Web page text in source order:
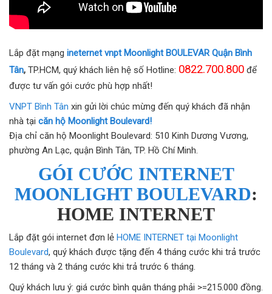
Lắp đặt mạng ineternet vnpt Moonlight BOULEVAR Quận Bình
Tân, TP.HCM, quý khách liên hệ số Hotline: 0822.700.800 để
được tư vấn gói cước phù hợp nhất!
VNPT Bình Tân xin gửi lời chúc mừng đến quý khách đã nhận
nhà tại căn hộ Moonlight Boulevard!
Địa chỉ căn hộ Moonlight Boulevard: 510 Kinh Dương Vương,
phường An Lạc, quận Bình Tân, TP. Hồ Chí Minh.
GÓI CƯỚC INTERNET
MOONLIGHT BOULEVARD:
HOME INTERNET
Lắp đặt gói internet đơn lẻ HOME INTERNET tại Moonlight
Boulevard, quý khách được tặng đến 4 tháng cước khi trả trước
12 tháng và 2 tháng cước khi trả trước 6 tháng.
Quý khách lưu ý: giá cước bình quân tháng phải >=215.000 đồng.